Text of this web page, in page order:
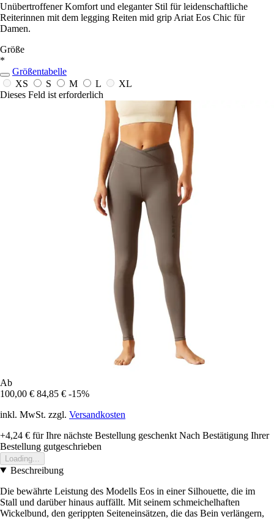
Unübertroffener Komfort und eleganter Stil für leidenschaftliche
Reiterinnen mit dem legging Reiten mid grip Ariat Eos Chic für
Damen.
Größe
*
Größentabelle
XS
S M L
XL
Dieses Feld ist erforderlich
Ab
100,00 € 84,85 € -15%
inkl. MwSt. zzgl. Versandkosten
+4,24 € für Ihre nächste Bestellung geschenkt Nach Bestätigung Ihrer
Bestellung gutgeschrieben
Loading...
Beschreibung
Die bewährte Leistung des Modells Eos in einer Silhouette, die im
Stall und darüber hinaus auffällt. Mit seinem schmeichelhaften
Wickelbund, den gerippten Seiteneinsätzen, die das Bein verlängern,